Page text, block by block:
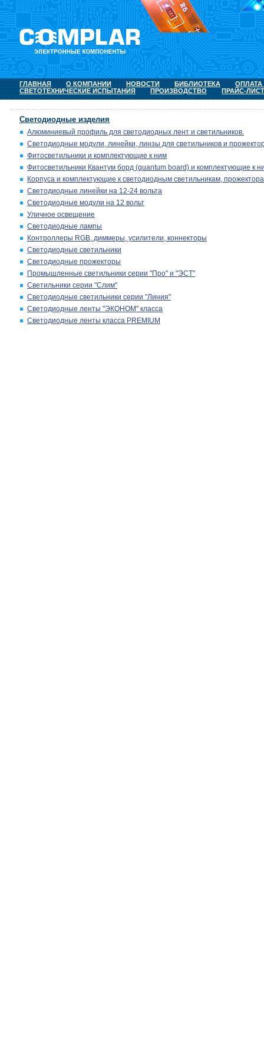
ГЛАВНАЯ О КОМПАНИИ НОВОСТИ БИБЛИОТЕКА
ОПЛАТА
СВЕТОТЕХНИЧЕСКИЕ ИСПЫТАНИЯ
ПРОИЗВОДСТВО ПРАЙС-ЛИСТ
Светодиодные изделия
Алюминиевый профиль для светодиодных лент и светильников.
Светодиодные модули, линейки, линзы для светильников и
Фитосветильники и комплектующие к ним
Фитосветильники Квантум борд (quantum board) и комплектующие к
Корпуса и комплектующие к светодиодным светильникам,
Светодиодные линейки на 12-24 вольта
Светодиодные модули на 12 вольт
Уличное освещение
Светодиодные лампы
Контроллеры RGB, диммеры, усилители, коннекторы
Светодиодные светильники
Светодиодные прожекторы
Промышленные светильники серии "Про" и "ЭСТ"
Светильники серии "Слим"
Светодиодные светильники серии "Линия"
Светодиодные ленты "ЭКОНОМ" класса
Светодиодные ленты класса PREMIUM